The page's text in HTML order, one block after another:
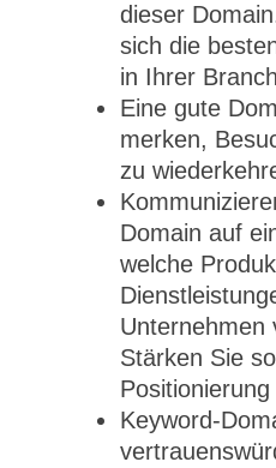
dieser
sich die
in Ihrer
Eine gute
merken,
zu
Domain auf
welche
Unternehmen
Stärken Sie
Keyword-